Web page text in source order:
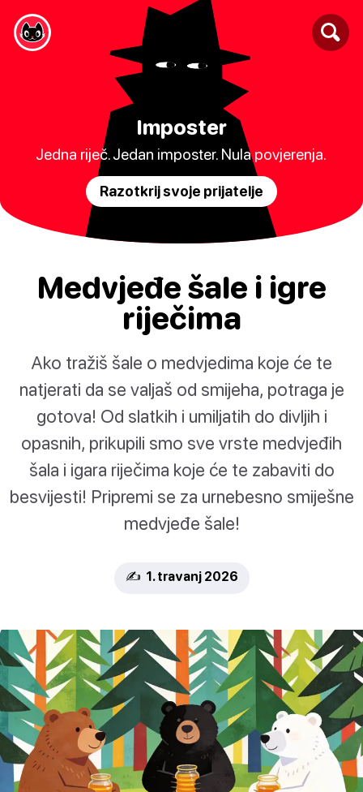
Imposter
Jedna riječ. Jedan imposter. Nula povjerenja.
Razotkrij svoje prijatelje
Medvjeđe šale i igre
riječima
Ako tražiš šale o medvjedima koje će te
natjerati da se valjaš od smijeha, potraga je
gotova! Od slatkih i umiljatih do divljih i
opasnih, prikupili smo sve vrste medvjeđih
šala i igara riječima koje će te zabaviti do
besvijesti! Pripremi se za urnebesno smiješne
medvjeđe šale!
✍️ 1. travanj 2026